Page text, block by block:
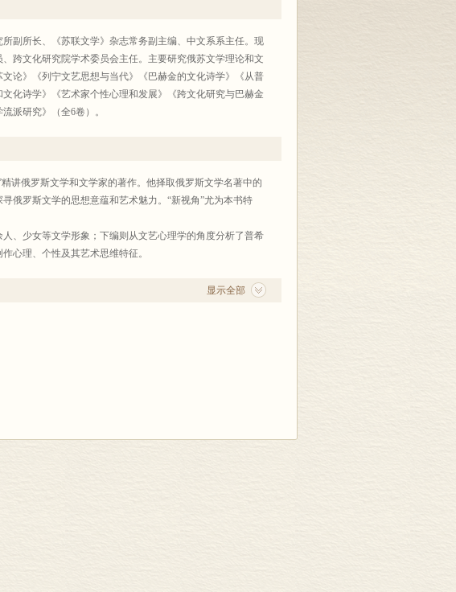
副所长、《苏联文学》杂志常务副主编、中文系系主任。现
跨文化研究院学术委员会主任。主要研究俄苏文学理论和文
论》《列宁文艺思想与当代》《巴赫金的文化诗学》《从普
化诗学》《艺术家个性心理和发展》《跨文化研究与巴赫金
派研究》（全6卷）。
讲俄罗斯文学和文学家的著作。他择取俄罗斯文学名著中的
俄罗斯文学的思想意蕴和艺术魅力。“新视角”尤为本书特
、少女等文学形象；下编则从文艺心理学的角度分析了普希
心理、个性及其艺术思维特征。
显示全部